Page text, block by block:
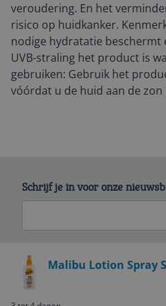
veroudering. En het
risico op huidkanker.
nodige hydratatie beschermt
UVB-straling het product is
gebruiken: Gebruik het
vóórdat u de huid aan de
Malibu Lotion Spray
Schrijf je in voor onze
Service